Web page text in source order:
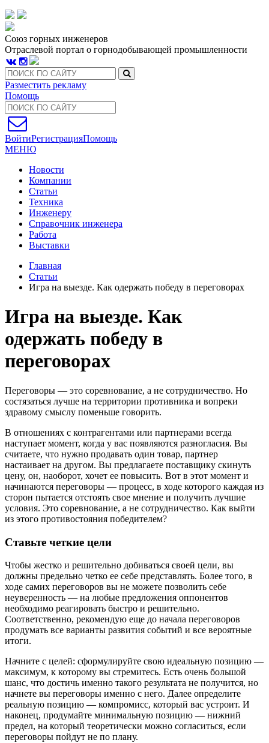
Союз горных инженеров
Отраслевой портал о горнодобывающей промышленности
Разместить рекламу
Помощь
ВойтиРегистрацияПомощь
МЕНЮ
Новости
Компании
Статьи
Техника
Инженеру
Справочник инженера
Работа
Выставки
Главная
Статьи
Игра на выезде. Как одержать победу в переговорах
Игра на выезде. Как
одержать победу в
переговорах
Переговоры — это соревнование, а не сотрудничество. Но
состязаться лучше на территории противника и вопреки
здравому смыслу поменьше говорить.
В отношениях с контрагентами или партнерами всегда
наступает момент, когда у вас появляются разногласия. Вы
считаете, что нужно продавать один товар, партнер
настаивает на другом. Вы предлагаете поставщику скинуть
цену, он, наоборот, хочет ее повысить. Вот в этот момент и
начинаются переговоры — процесс, в ходе которого каждая из
сторон пытается отстоять свое мнение и получить лучшие
условия. Это соревнование, а не сотрудничество. Как выйти
из этого противостояния победителем?
Ставьте четкие цели
Чтобы жестко и решительно добиваться своей цели, вы
должны предельно четко ее себе представлять. Более того, в
ходе самих переговоров вы не можете позволить себе
неуверенность — на любые предложения оппонентов
необходимо реагировать быстро и решительно.
Соответственно, рекомендую еще до начала переговоров
продумать все варианты развития событий и все вероятные
итоги.
Начните с целей: сформулируйте свою идеальную позицию —
максимум, к которому вы стремитесь. Есть очень большой
шанс, что достичь именно такого результата не получится, но
начнете вы переговоры именно с него. Далее определите
реальную позицию — компромисс, который вас устроит. И
наконец, продумайте минимальную позицию — нижний
предел, на который теоретически можно согласиться, если
переговоры пойдут не по плану.